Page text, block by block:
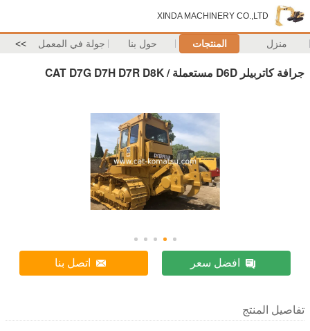
XINDA MACHINERY CO.,LTD
منزل المنتجات حول بنا جولة في المعمل >>
جرافة كاتربيلر D6D مستعملة / CAT D7G D7H D7R D8K
افضل سعر اتصل بنا
تفاصيل المنتج